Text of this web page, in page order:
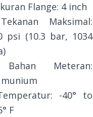
Flange: 4 inch
Maksimal:
psi (10.3 bar, 1034
Meteran:
-40° to
F